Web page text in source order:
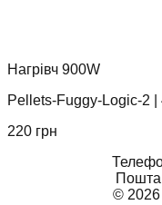
Нагрівч 900W
Pellets-Fuggy-Logic-2
220 грн
© 2026